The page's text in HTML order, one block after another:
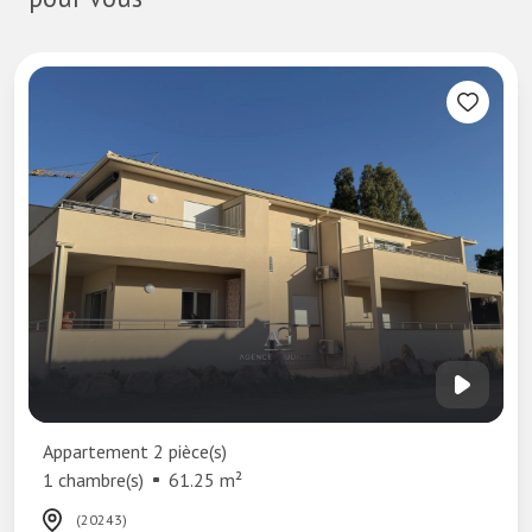
Appartement 2 pièce(s)
1 chambre(s)
61.25 m²
(20243)